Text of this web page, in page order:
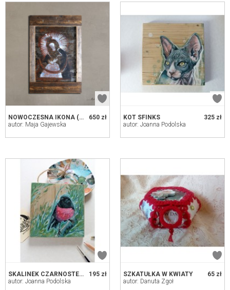
650 zł
NOWOCZESNA IKONA (04)
autor: Maja Gajewska
325 zł
KOT SFINKS
autor: Joanna Podolska
195 zł
SKALINEK CZARNOSTERNY
autor: Joanna Podolska
65 zł
SZKATUŁKA W KWIATY
autor: Danuta Zgoł